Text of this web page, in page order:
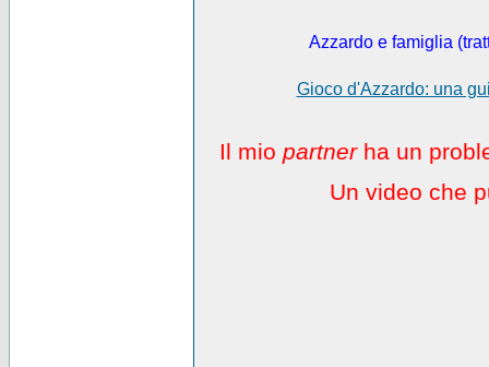
Azzardo e famiglia
Gioco d'Azzardo: una
Il mio partnerha un
Un video che